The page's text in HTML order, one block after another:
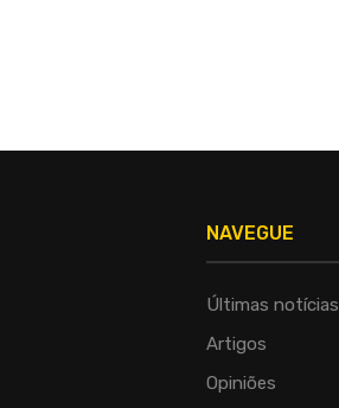
NAVEGUE
Últimas notícias
Artigos
Opiniões